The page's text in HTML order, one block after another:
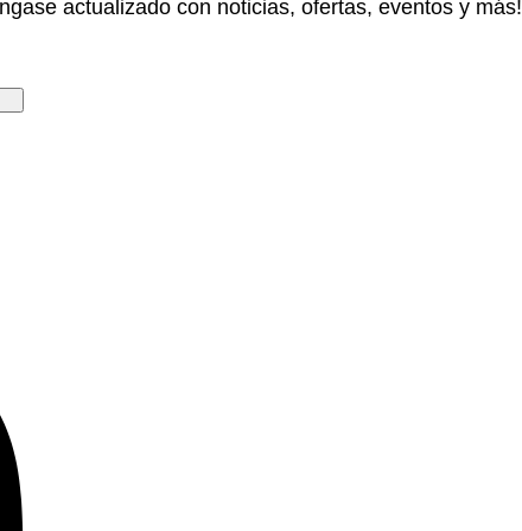
actualizado con noticias, ofertas, eventos y más!